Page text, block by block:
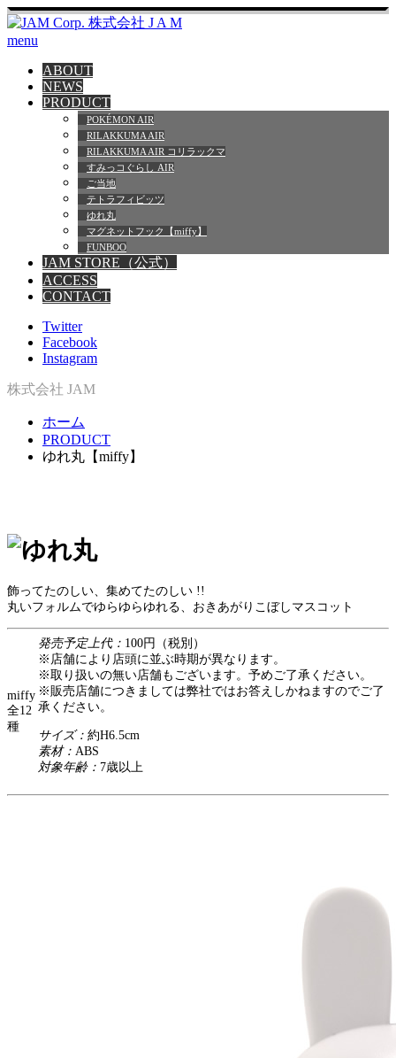
menu
ABOUT
NEWS
PRODUCT
POKÉMON AIR
RILAKKUMA AIR
RILAKKUMA AIR コリラックマ
すみっコぐらし AIR
ご当地
テトラフィビッツ
ゆれ丸
マグネットフック【miffy】
FUNBOO
JAM STORE（公式）
ACCESS
CONTACT
Twitter
Facebook
Instagram
株式会社 JAM
ホーム
PRODUCT
ゆれ丸【miffy】
飾ってたのしい、集めてたのしい !!
丸いフォルムでゆらゆらゆれる、おきあがりこぼしマスコット
miffy
全12
種
発売予定上代： 100円（税別）
※店舗により店頭に並ぶ時期が異なります。
※取り扱いの無い店舗もございます。予めご了承ください。
※販売店舗につきましては弊社ではお答えしかねますのでご了
承ください。
サイズ： 約H6.5cm
素材： ABS
対象年齢： 7歳以上